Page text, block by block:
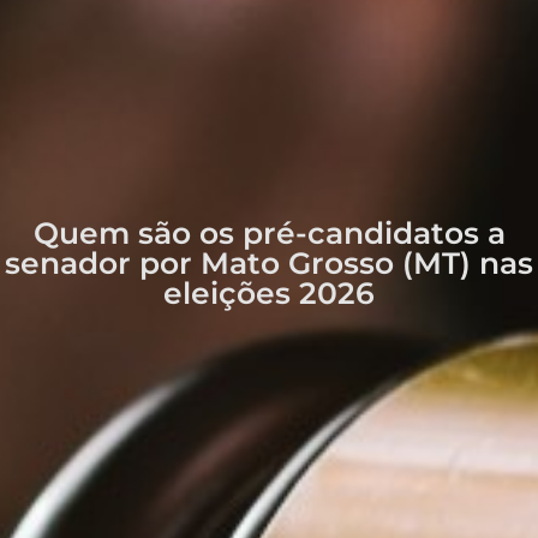
Quem são os pré-candidatos a
senador por Mato Grosso (MT) nas
eleições 2026